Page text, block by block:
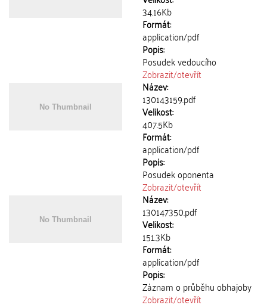
34.16Kb
Formát:
application/pdf
Popis:
Posudek vedoucího
Zobrazit/otevřít
Název:
130143159.pdf
Velikost:
407.5Kb
Formát:
application/pdf
Popis:
Posudek oponenta
Zobrazit/otevřít
Název:
130147350.pdf
Velikost:
151.3Kb
Formát:
application/pdf
Popis:
Záznam o průběhu obhajoby
Zobrazit/otevřít